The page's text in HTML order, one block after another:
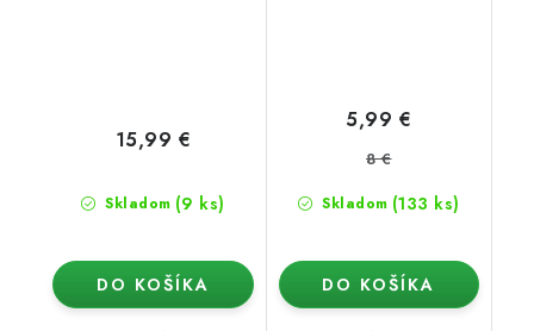
Skladom (9 ks)
15,99 €
DO KOŠÍKA
Skladom (133 ks)
5,99 €
8 €
DO KOŠÍKA